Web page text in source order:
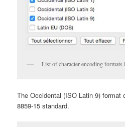
List of character encoding formats
The Occidental (ISO Latin 9) format
8859-15 standard.